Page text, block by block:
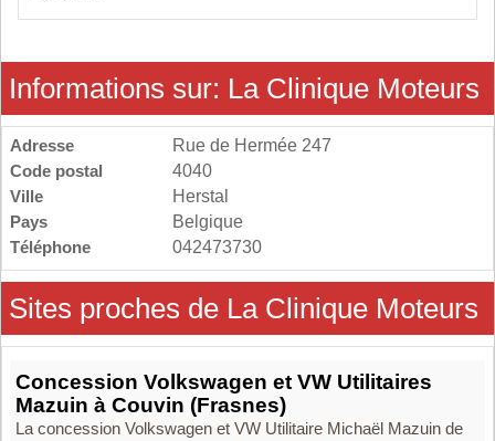
Informations sur: La Clinique Moteurs
Adresse
Rue de Hermée 247
Code postal
4040
Ville
Herstal
Pays
Belgique
Téléphone
042473730
Sites proches de La Clinique Moteurs
Concession Volkswagen et VW Utilitaires
Mazuin à Couvin (Frasnes)
La concession Volkswagen et VW Utilitaire Michaël Mazuin de